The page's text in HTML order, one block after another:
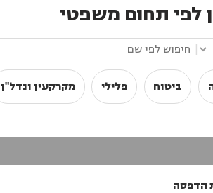
לפי תחום משפטי
ביטוח פלילי מקרקעין ונדל"ן
הדפסה